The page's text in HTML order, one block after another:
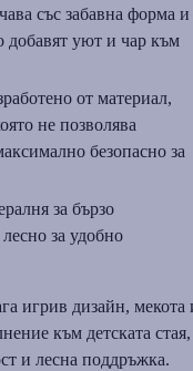
със забавна форма и
добавят уют и чар към
от материал,
не позволява
безопасно за
за бързо
за удобно
игрив дизайн, мекота
към детската стая,
и лесна поддръжка.